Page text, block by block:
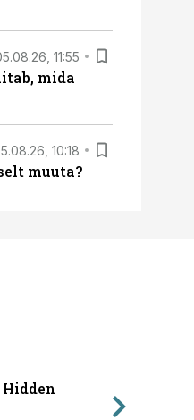
11:55
mida
10:18
muuta?